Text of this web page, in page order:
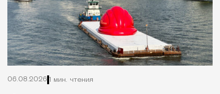
06.08.2026 1 мин. чтения